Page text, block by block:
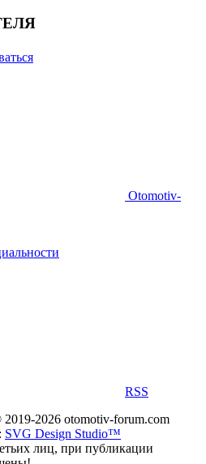
Otomotiv-
RSS
2026 otomotiv-forum.com
SVG Design Studio™
лиц, при публикации